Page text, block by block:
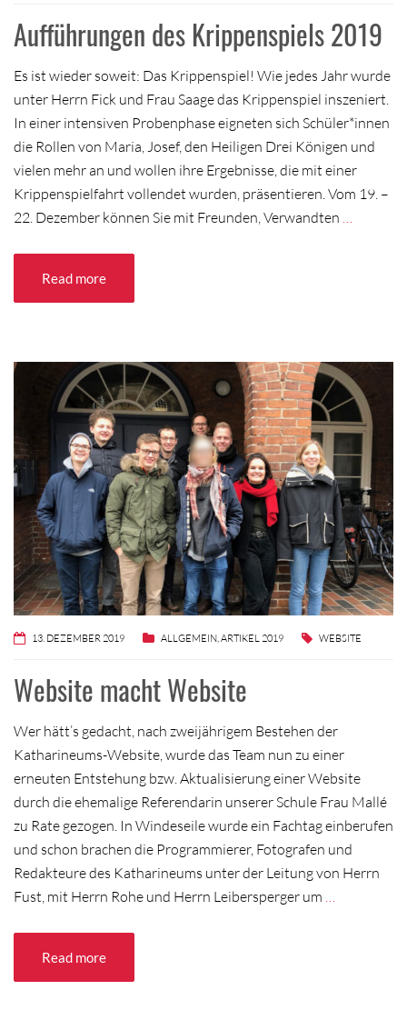
Aufführungen des Krippenspiels 2019
Es ist wieder soweit: Das Krippenspiel! Wie jedes Jahr wurde
unter Herrn Fick und Frau Saage das Krippenspiel inszeniert.
In einer intensiven Probenphase eigneten sich Schüler*innen
die Rollen von Maria, Josef, den Heiligen Drei Königen und
vielen mehr an und wollen ihre Ergebnisse, die mit einer
Krippenspielfahrt vollendet wurden, präsentieren. Vom 19. –
22. Dezember können Sie mit Freunden, Verwandten
Read more
13. DEZEMBER 2019 ALLGEMEIN ARTIKEL 2019 WEBSITE
Website macht Website
Wer hätt’s gedacht, nach zweijährigem Bestehen der
Katharineums-Website, wurde das Team nun zu einer
erneuten Entstehung bzw. Aktualisierung einer Website
durch die ehemalige Referendarin unserer Schule Frau Mallé
zu Rate gezogen. In Windeseile wurde ein Fachtag einberufen
und schon brachen die Programmierer, Fotografen und
Redakteure des Katharineums unter der Leitung von Herrn
Fust, mit Herrn Rohe und Herrn Leibersperger um
Read more